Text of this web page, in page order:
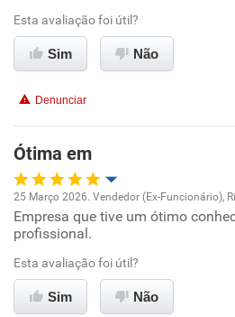
Recomenda esta empresa
Recomenda a diretoria
Esta avaliação foi útil?
Sim Não
Denunciar
Ótima em
Oportunidade de promoção
Ambiente de trabalho
Conciliação com a vida familiar
25 Março 2026. Vendedor (Ex-Funcionário),
Empresa que tive um ótimo
profissional.
Esta avaliação foi útil?
Sim Não